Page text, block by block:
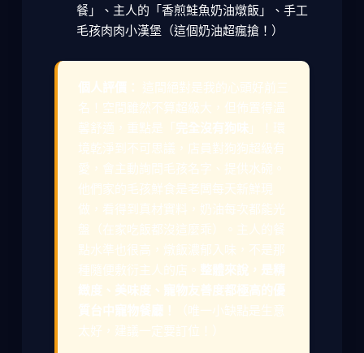
餐」、主人的「香煎鮭魚奶油燉飯」、手工
毛孩肉肉小漢堡（這個奶油超瘋搶！）
個人評價： 這間絕對是我的心頭好前三
名！空間雖然不算超級大，但佈置得溫
馨舒適，重點是「完全沒有狗味」！環
境乾淨到不可思議，店員對狗狗超級有
愛，會主動詢問毛孩名字、提供水碗。
他們家的毛孩鮮食是老闆每天新鮮現
做，看得到真材實料，奶油每次都能光
盤（在家吃飯都沒這麼乖）。主人的餐
點水準也很高，燉飯濃郁入味，不是那
種隨便敷衍主人的店。 整體來說，是精
緻度、美味度、寵物友善度都極高的優
質台中寵物餐廳！
（唯一小缺點是生意
太好，建議一定要訂位！）